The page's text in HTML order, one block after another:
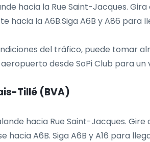
hacia la Rue Saint-Jacques.
hacia la A6B.Siga A6B y A86 para
del tráfico, puede tomar
desde SoPi Club para
Tillé (BVA)
hacia Rue Saint-Jacques.
hacia A6B. Siga A6B y A16 para